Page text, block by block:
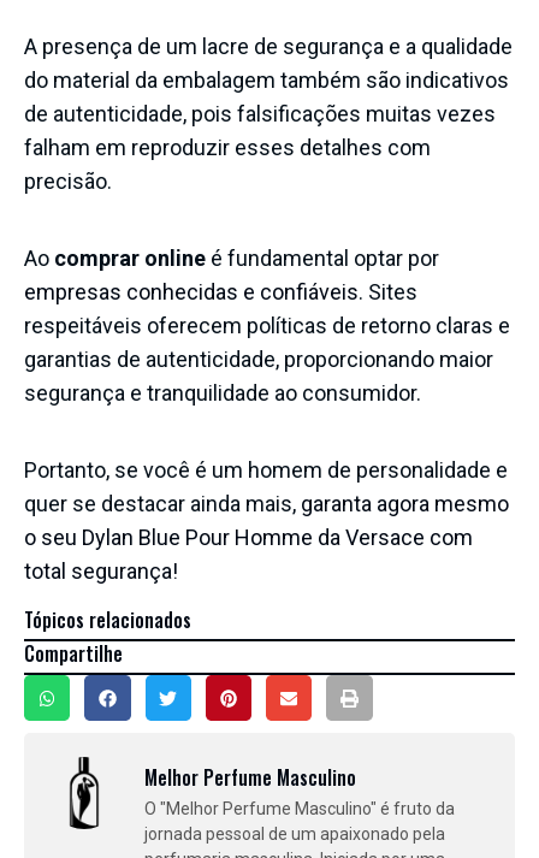
A presença de um lacre de segurança e a qualidade
do material da embalagem também são indicativos
de autenticidade, pois falsificações muitas vezes
falham em reproduzir esses detalhes com
precisão.
Ao comprar online é fundamental optar por
empresas conhecidas e confiáveis. Sites
respeitáveis oferecem políticas de retorno claras e
garantias de autenticidade, proporcionando maior
segurança e tranquilidade ao consumidor.
Portanto, se você é um homem de personalidade e
quer se destacar ainda mais, garanta agora mesmo
o seu Dylan Blue Pour Homme da Versace com
total segurança!
Tópicos relacionados
Compartilhe
Melhor Perfume Masculino
O "Melhor Perfume Masculino" é fruto da
jornada pessoal de um apaixonado pela